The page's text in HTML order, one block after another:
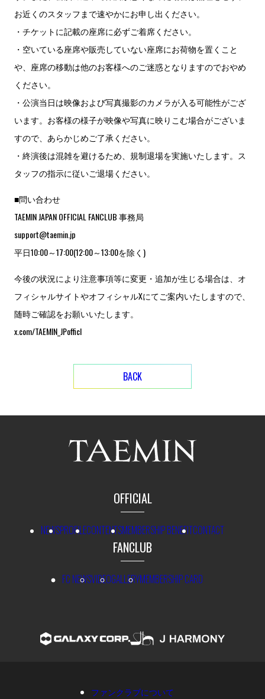
お近くのスタッフまで速やかにお申し出ください。
・チケットに記載の座席に必ずご着席ください。
・空いている座席や販売していない座席にお荷物を置くこと
や、座席の移動は他のお客様へのご迷惑となりますのでおやめ
ください。
・公演当日は映像および写真撮影のカメラが入る可能性がござ
います。お客様の様子が映像や写真に映りこむ場合がございま
すので、あらかじめご了承ください。
・終演後は混雑を避けるため、規制退場を実施いたします。ス
タッフの指示に従いご退場ください。
■問い合わせ
TAEMIN JAPAN OFFICIAL FANCLUB 事務局
support@taemin.jp
平日10:00～17:00(12:00～13:00を除く)
今後の状況により注意事項等に変更・追加が生じる場合は、オ
フィシャルサイトやオフィシャルXにてご案内いたしますので、
随時ご確認をお願いいたします。
x.com/TAEMIN_JPofficl
BACK
OFFICIAL
NEWSPROFILECONTENTSMEMBERSHIP BENEFITCONTACT
FANCLUB
FC NEWSVIDEOGALLERYMEMBERSHIP CARD
ファンクラブについて